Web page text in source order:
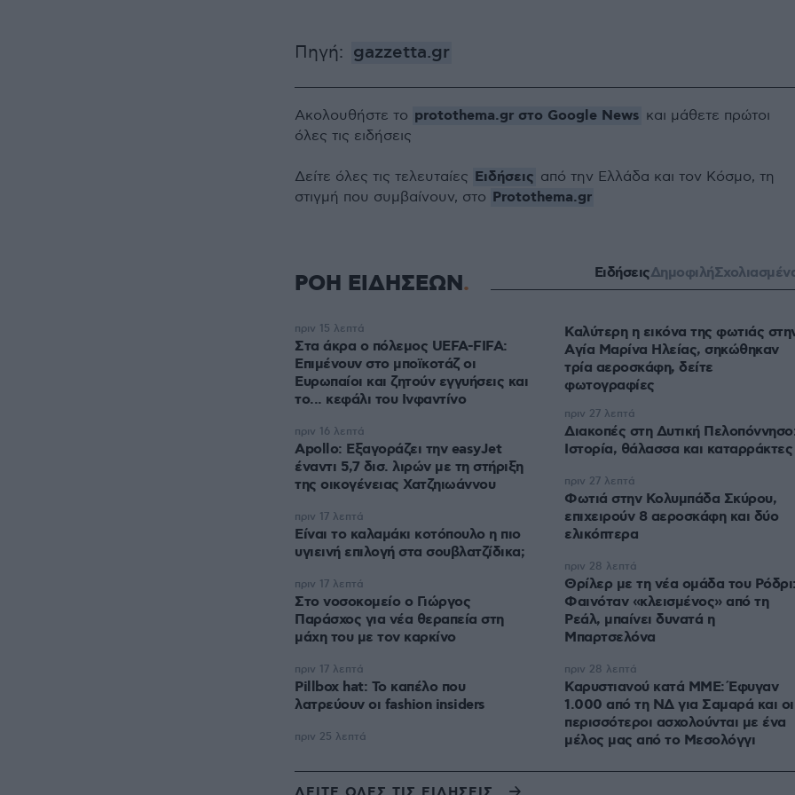
Πηγή: gazzetta.gr
Ακολουθήστε το protothema.gr στο Google News και μάθετε πρώτοι
όλες τις ειδήσεις
Δείτε όλες τις τελευταίες Ειδήσεις από την Ελλάδα και τον Κόσμο, τη
στιγμή που συμβαίνουν, στο Protothema.gr
ΡΟΗ ΕΙΔΗΣΕΩΝ ΕιδήσειςΔημοφιλή
Στα άκρα ο πόλεμος UEFA-FIFA:
Επιμένουν στο μποϊκοτάζ οι
Ευρωπαίοι και ζητούν εγγυήσεις και
το... κεφάλι του Ινφαντίνο
πριν 15 λεπτά
Apollo: Εξαγοράζει την easyJet
έναντι 5,7 δισ. λιρών με τη στήριξη
της οικογένειας Χατζηιωάννου
πριν 16 λεπτά
Είναι το καλαμάκι κοτόπουλο η πιο
υγιεινή επιλογή στα σουβλατζίδικα;
πριν 17 λεπτά
Στο νοσοκομείο ο Γιώργος
Παράσχος για νέα θεραπεία στη
μάχη του με τον καρκίνο
πριν 17 λεπτά
Pillbox hat: Το καπέλο που
λατρεύουν οι fashion insiders
πριν 17 λεπτά
Καλύτερη η εικόνα της φωτιάς
Aγία Μαρίνα Ηλείας, σηκώθηκαν
τρία αεροσκάφη, δείτε
φωτογραφίες
πριν 25 λεπτά
Διακοπές στη Δυτική
Ιστορία, θάλασσα και καταρράκτες
πριν 27 λεπτά
Φωτιά στην Κολυμπάδα Σκύρου,
επιχειρούν 8 αεροσκάφη και δύο
ελικόπτερα
πριν 27 λεπτά
Θρίλερ με τη νέα ομάδα του
Φαινόταν «κλεισμένος» από τη
Ρεάλ, μπαίνει δυνατά η
Μπαρτσελόνα
πριν 28 λεπτά
Καρυστιανού κατά ΜΜΕ: Έφυγαν
1.000 από τη ΝΔ για Σαμαρά και οι
περισσότεροι ασχολούνται με ένα
μέλος μας από το Μεσολόγγι
πριν 28 λεπτά